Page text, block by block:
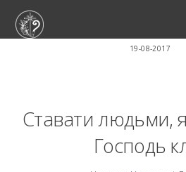
19-08-2017
Ставати людьми,
Господь